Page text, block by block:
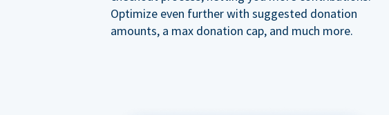
Optimize even further with suggested donation
amounts, a max donation cap, and much more.